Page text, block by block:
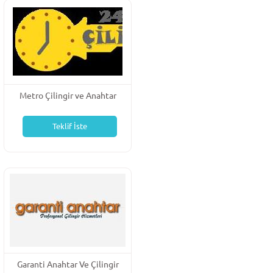
Metro Çilingir ve Anahtar
Teklif İste
Garanti Anahtar Ve Çilingir